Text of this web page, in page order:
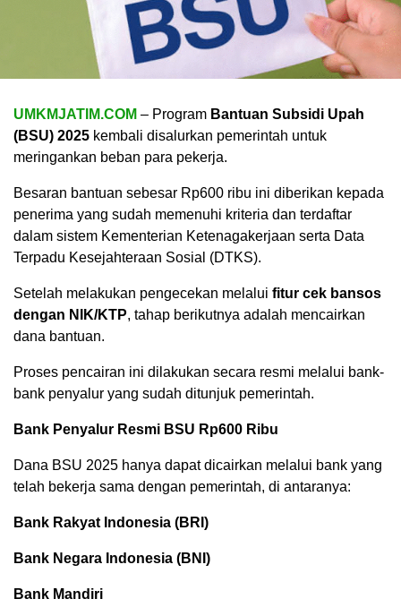
UMKMJATIM.COM – Program Bantuan Subsidi Upah
(BSU) 2025 kembali disalurkan pemerintah untuk
meringankan beban para pekerja.
Besaran bantuan sebesar Rp600 ribu ini diberikan kepada
penerima yang sudah memenuhi kriteria dan terdaftar
dalam sistem Kementerian Ketenagakerjaan serta Data
Terpadu Kesejahteraan Sosial (DTKS).
Setelah melakukan pengecekan melalui fitur cek bansos
dengan NIK/KTP, tahap berikutnya adalah mencairkan
dana bantuan.
Proses pencairan ini dilakukan secara resmi melalui bank-
bank penyalur yang sudah ditunjuk pemerintah.
Bank Penyalur Resmi BSU Rp600 Ribu
Dana BSU 2025 hanya dapat dicairkan melalui bank yang
telah bekerja sama dengan pemerintah, di antaranya:
Bank Rakyat Indonesia (BRI)
Bank Negara Indonesia (BNI)
Bank Mandiri